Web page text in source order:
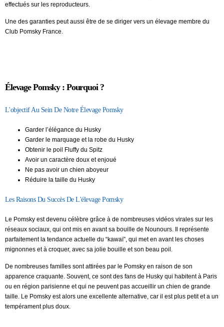
effectués sur les reproducteurs.
Une des garanties peut aussi être de se diriger vers un élevage membre du
Club Pomsky France.
Élevage Pomsky : Pourquoi ?
L'objectif Au Sein De Notre Élevage Pomsky
Garder l’élégance du Husky
Garder le marquage et la robe du Husky
Obtenir le poil Fluffy du Spitz
Avoir un caractère doux et enjoué
Ne pas avoir un chien aboyeur
Réduire la taille du Husky
Les Raisons Du Succès De L'élevage Pomsky
Le Pomsky est devenu célèbre grâce à de nombreuses vidéos virales sur les
réseaux sociaux, qui ont mis en avant sa bouille de Nounours. Il représente
parfaitement la tendance actuelle du “kawaï”, qui met en avant les choses
mignonnes et à croquer, avec sa jolie bouille et son beau poil.
De nombreuses familles sont attirées par le Pomsky en raison de son
apparence craquante. Souvent, ce sont des fans de Husky qui habitent à Paris
ou en région parisienne et qui ne peuvent pas accueillir un chien de grande
taille. Le Pomsky est alors une excellente alternative, car il est plus petit et a un
tempérament plus doux.